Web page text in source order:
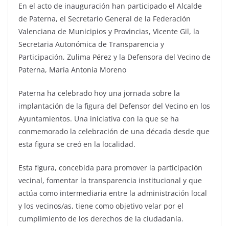
En el acto de inauguración han participado el Alcalde
de Paterna, el Secretario General de la Federación
Valenciana de Municipios y Provincias, Vicente Gil, la
Secretaria Autonómica de Transparencia y
Participación, Zulima Pérez y la Defensora del Vecino de
Paterna, María Antonia Moreno
Paterna ha celebrado hoy una jornada sobre la
implantación de la figura del Defensor del Vecino en los
Ayuntamientos. Una iniciativa con la que se ha
conmemorado la celebración de una década desde que
esta figura se creó en la localidad.
Esta figura, concebida para promover la participación
vecinal, fomentar la transparencia institucional y que
actúa como intermediaria entre la administración local
y los vecinos/as, tiene como objetivo velar por el
cumplimiento de los derechos de la ciudadanía.